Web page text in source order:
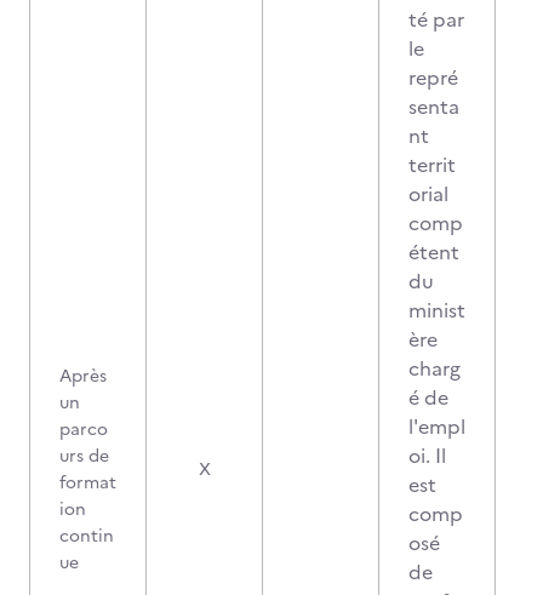
Après
un
parco
urs de
format
ion
contin
ue
X
té par
le
repré
senta
nt
territ
orial
comp
étent
du
minist
ère
charg
é de
l'empl
oi. Il
est
comp
osé
de